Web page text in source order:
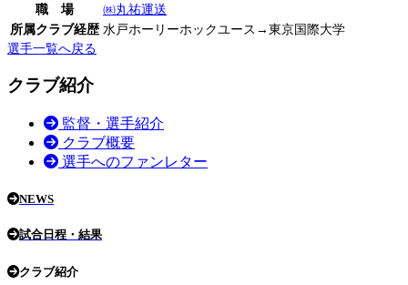
職 場
㈱丸祐運送
所属クラブ経歴 水戸ホーリーホックユース→東京国際大学
選手一覧へ戻る
クラブ紹介
監督・選手紹介
クラブ概要
選手へのファンレター
NEWS
試合日程・結果
クラブ紹介